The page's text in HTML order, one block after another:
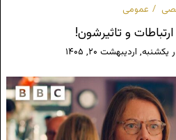
عمومی
ارتباطات و تاثیرشون!
یکشنبه, اردیبهشت ۲۰, ۱۴۰۵